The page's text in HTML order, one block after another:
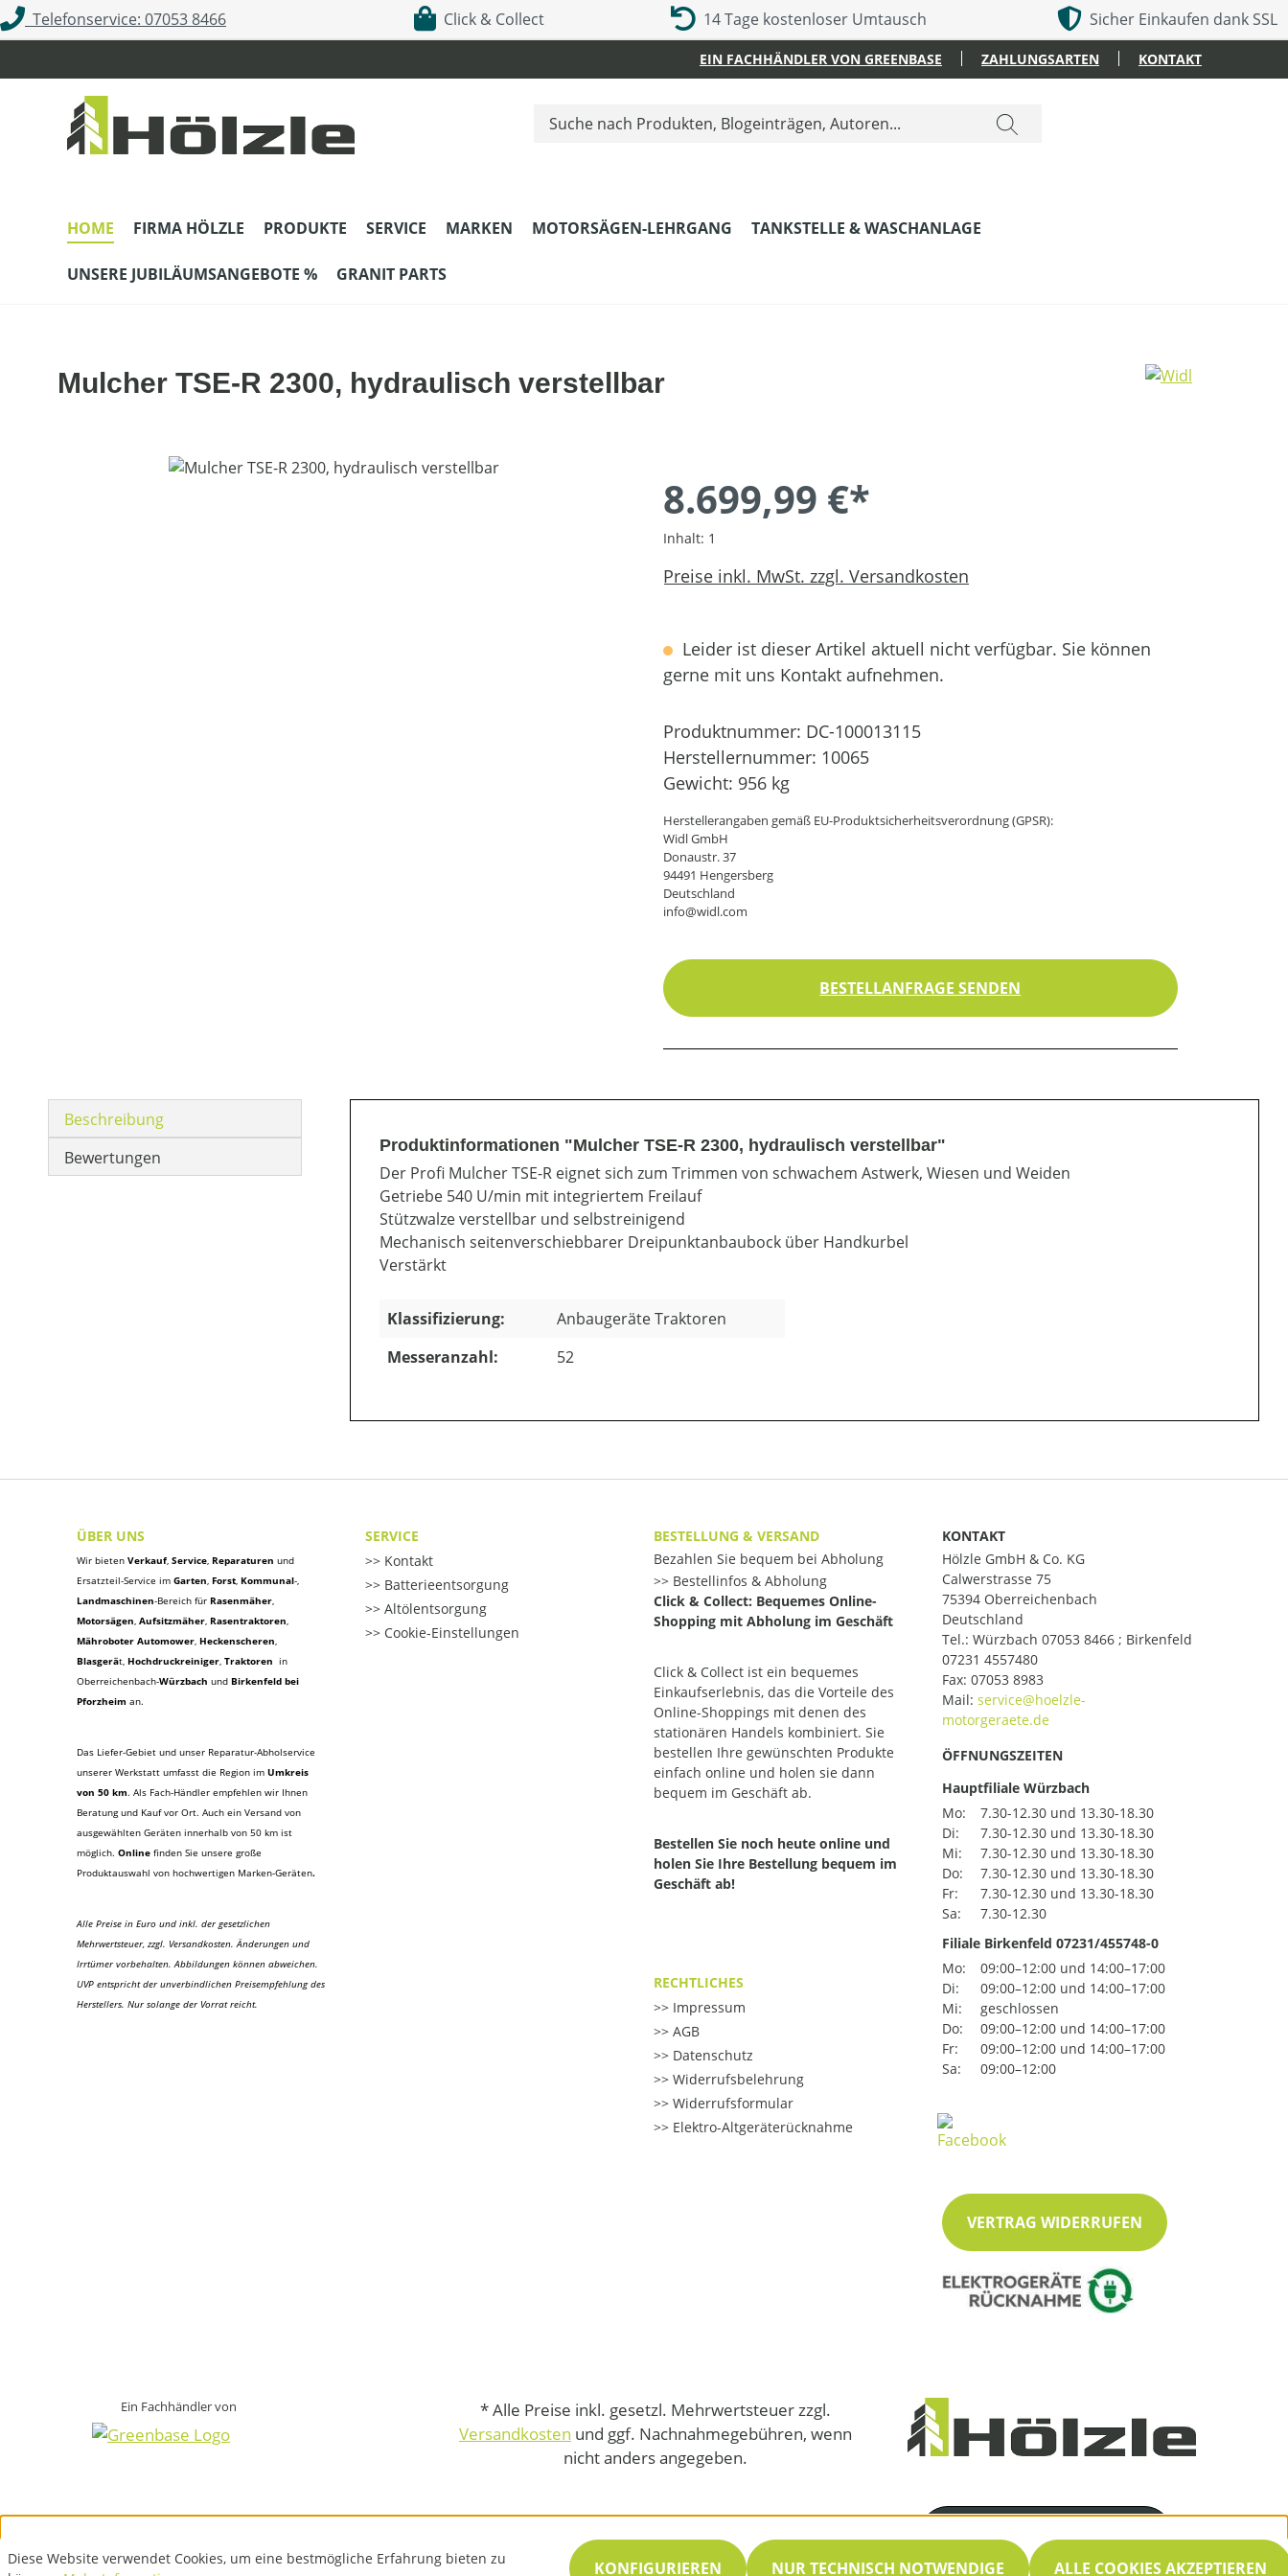
Hauptinhalt springen
Zur Suche springen
Zur Hauptnavigation springen
Telefonservice: 07053 8466 Click & Collect 14 Tage kostenloser Umtausch Sicher Einkaufen dank SSL
EIN FACHHÄNDLER VON GREENBASE ZAHLUNGSARTEN KONTAKT
HOME FIRMA HÖLZLE PRODUKTE SERVICE MARKEN MOTORSÄGEN-LEHRGANG TANKSTELLE & WASCHANLAGE
UNSERE JUBILÄUMSANGEBOTE % GRANIT PARTS
Mulcher TSE-R 2300, hydraulisch verstellbar
Bildergalerie überspringen
8.699,99 €*
Inhalt: 1
Preise inkl. MwSt. zzgl. Versandkosten
Leider ist dieser Artikel aktuell nicht verfügbar. Sie können
gerne mit uns Kontakt aufnehmen.
Produktnummer: DC-100013115
Herstellernummer: 10065
Gewicht: 956 kg
Herstellerangaben gemäß EU-Produktsicherheitsverordnung (GPSR):
Widl GmbH
Donaustr. 37
94491 Hengersberg
Deutschland
info@widl.com
BESTELLANFRAGE SENDEN
Beschreibung
Bewertungen
Produktinformationen "Mulcher TSE-R 2300, hydraulisch verstellbar"
Der Profi Mulcher TSE-R eignet sich zum Trimmen von schwachem Astwerk, Wiesen und Weiden
Getriebe 540 U/min mit integriertem Freilauf
Stützwalze verstellbar und selbstreinigend
Mechanisch seitenverschiebbarer Dreipunktanbaubock über Handkurbel
Verstärkt
Klassifizierung:
Anbaugeräte Traktoren
Messeranzahl:
52
ÜBER UNS
Wir bieten Verkauf, Service, Reparaturen und
Ersatzteil-Service im Garten, Forst, Kommunal-,
Landmaschinen-Bereich für Rasenmäher,
Motorsägen, Aufsitzmäher, Rasentraktoren,
Mähroboter Automower, Heckenscheren,
Blasgerät, Hochdruckreiniger, Traktoren in
Oberreichenbach-Würzbach und Birkenfeld bei
Pforzheim an.
Das Liefer-Gebiet und unser Reparatur-Abholservice
unserer Werkstatt umfasst die Region im Umkreis
von 50 km. Als Fach-Händler empfehlen wir Ihnen
Beratung und Kauf vor Ort. Auch ein Versand von
ausgewählten Geräten innerhalb von 50 km ist
möglich. Online finden Sie unsere große
Produktauswahl von hochwertigen Marken-Geräten.
Alle Preise in Euro und inkl. der gesetzlichen
Mehrwertsteuer, zzgl. Versandkosten. Änderungen und
Irrtümer vorbehalten. Abbildungen können abweichen.
UVP entspricht der unverbindlichen Preisempfehlung des
Herstellers. Nur solange der Vorrat reicht.
SERVICE
Kontakt
Batterieentsorgung
Altölentsorgung
Cookie-Einstellungen
BESTELLUNG & VERSAND
Bezahlen Sie bequem bei Abholung
Bestellinfos & Abholung
Click & Collect: Bequemes Online-
Shopping mit Abholung im Geschäft
Click & Collect ist ein bequemes
Einkaufserlebnis, das die Vorteile des
Online-Shoppings mit denen des
stationären Handels kombiniert. Sie
bestellen Ihre gewünschten Produkte
einfach online und holen sie dann
bequem im Geschäft ab.
Bestellen Sie noch heute online und
holen Sie Ihre Bestellung bequem im
Geschäft ab!
RECHTLICHES
Impressum
AGB
Datenschutz
Widerrufsbelehrung
Widerrufsformular
Elektro-Altgeräterücknahme
KONTAKT
Hölzle GmbH & Co. KG
Calwerstrasse 75
75394 Oberreichenbach
Deutschland
Tel.: Würzbach 07053 8466 ; Birkenfeld
07231 4557480
Fax: 07053 8983
Mail:
ÖFFNUNGSZEITEN
Hauptfiliale Würzbach
Mo:
7.30-12.30 und 13.30-18.30
Di:
7.30-12.30 und 13.30-18.30
Mi:
7.30-12.30 und 13.30-18.30
Do:
7.30-12.30 und 13.30-18.30
Fr:
7.30-12.30 und 13.30-18.30
Sa:
7.30-12.30
Filiale Birkenfeld 07231/455748-0
Mo:
09:00–12:00 und 14:00–17:00
Di:
09:00–12:00 und 14:00–17:00
Mi:
geschlossen
Do:
09:00–12:00 und 14:00–17:00
Fr:
09:00–12:00 und 14:00–17:00
Sa:
09:00–12:00
VERTRAG WIDERRUFEN
Ein Fachhändler von
* Alle Preise inkl. gesetzl. Mehrwertsteuer zzgl.
Versandkosten und ggf. Nachnahmegebühren, wenn
nicht anders angegeben.
07053 / 8466
Diese Website verwendet Cookies, um eine bestmögliche Erfahrung bieten zu
NUR TECHNISCH NOTWENDIGE
KONFIGURIEREN ALLE COOKIES AKZEPTIEREN